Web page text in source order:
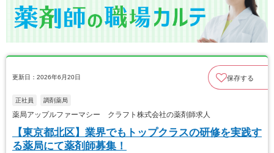
更新日：2026年6月20日 保存する
正社員 調剤薬局
薬局アップルファーマシー クラフト株式会社の薬剤師求人
【東京都北区】業界でもトップクラスの研修を実践す
る薬局にて薬剤師募集！